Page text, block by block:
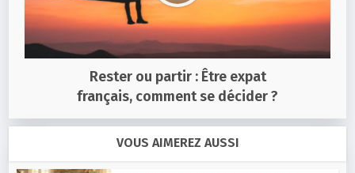
Rester ou partir : Être expat
français, comment se décider ?
VOUS AIMEREZ AUSSI